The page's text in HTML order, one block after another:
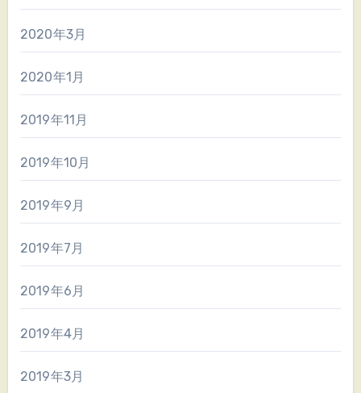
2020年3月
2020年1月
2019年11月
2019年10月
2019年9月
2019年7月
2019年6月
2019年4月
2019年3月